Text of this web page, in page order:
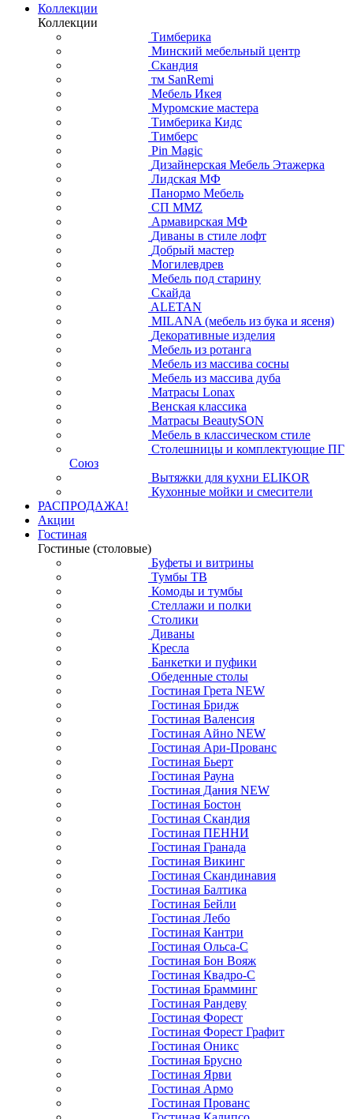
Коллекции
Коллекции
Тимберика
Минский мебельный центр
Скандия
тм SanRemi
Мебель Икея
Муромские мастера
Тимберика Кидс
Тимберс
Pin Magic
Дизайнерская Мебель Этажерка
Лидская МФ
Панормо Мебель
СП ММZ
Армавирская МФ
Диваны в стиле лофт
Добрый мастер
Могилевдрев
Мебель под старину
Скайда
ALETAN
MILANA (мебель из бука и ясеня)
Декоративные изделия
Мебель из ротанга
Мебель из массива сосны
Мебель из массива дуба
Матрасы Lonax
Венская классика
Матрасы BeautySON
Мебель в классическом стиле
Столешницы и комплектующие ПГ
Союз
Вытяжки для кухни ELIKOR
Кухонные мойки и смесители
РАСПРОДАЖА!
Акции
Гостиная
Гостиные (столовые)
Буфеты и витрины
Тумбы ТВ
Комоды и тумбы
Стеллажи и полки
Столики
Диваны
Кресла
Банкетки и пуфики
Обеденные столы
Гостиная Грета NEW
Гостиная Бридж
Гостиная Валенсия
Гостиная Айно NEW
Гостиная Ари-Прованс
Гостиная Бьерт
Гостиная Рауна
Гостиная Дания NEW
Гостиная Бостон
Гостиная Скандия
Гостиная ПЕННИ
Гостиная Гранада
Гостиная Викинг
Гостиная Скандинавия
Гостиная Балтика
Гостиная Бейли
Гостиная Лебо
Гостиная Кантри
Гостиная Ольса-С
Гостиная Бон Вояж
Гостиная Квадро-С
Гостиная Брамминг
Гостиная Рандеву
Гостиная Форест
Гостиная Форест Графит
Гостиная Оникс
Гостиная Брусно
Гостиная Ярви
Гостиная Армо
Гостиная Прованс